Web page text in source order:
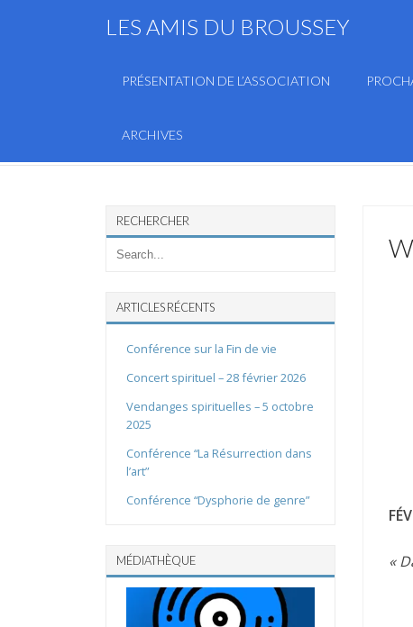
LES AMIS DU BROUSSEY
PRÉSENTATION DE L’ASSOCIATION
ARCHIVES
«
RECHERCHER
ARTICLES RÉCENTS
Conférence sur la Fin de vie
Concert spirituel – 28 février 2026
Vendanges spirituelles – 5 octobre
2025
Conférence “La Résurrection dans
l’art”
Conférence “Dysphorie de genre”
MÉDIATHÈQUE